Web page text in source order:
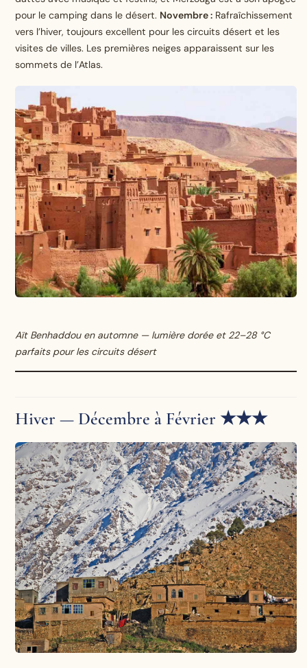
pour le camping dans le désert. Novembre : Rafraîchissement
vers l’hiver, toujours excellent pour les circuits désert et les
visites de villes. Les premières neiges apparaissent sur les
sommets de l’Atlas.
Aït Benhaddou en automne — lumière dorée et 22–28 °C
parfaits pour les circuits désert
Hiver — Décembre à Février ★★★